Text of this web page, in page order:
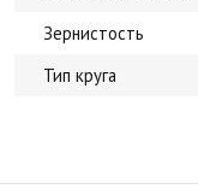
Зернистость
Тип круга